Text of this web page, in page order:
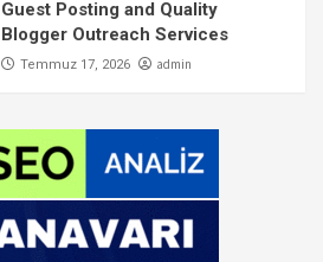
Guest Posting and Quality
Blogger Outreach Services
Temmuz 17, 2026 admin